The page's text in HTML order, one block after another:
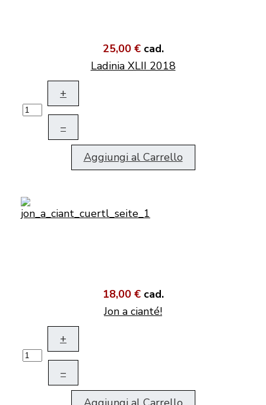
25,00 € cad.
Ladinia XLII 2018
+
–
Aggiungi al Carrello
18,00 € cad.
Jon a cianté!
+
–